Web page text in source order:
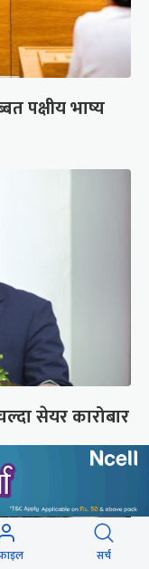
पक्षीय भाष्य
सेयर कारोबार
सर्च